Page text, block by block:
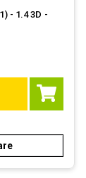
- 1.4 3D -